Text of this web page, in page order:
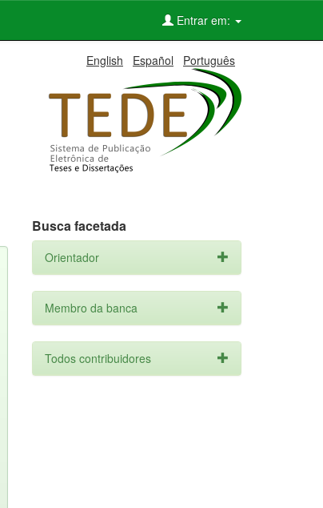
Entrar em:
English Español Português
Busca facetada
Orientador
Membro da banca
Todos contribuidores